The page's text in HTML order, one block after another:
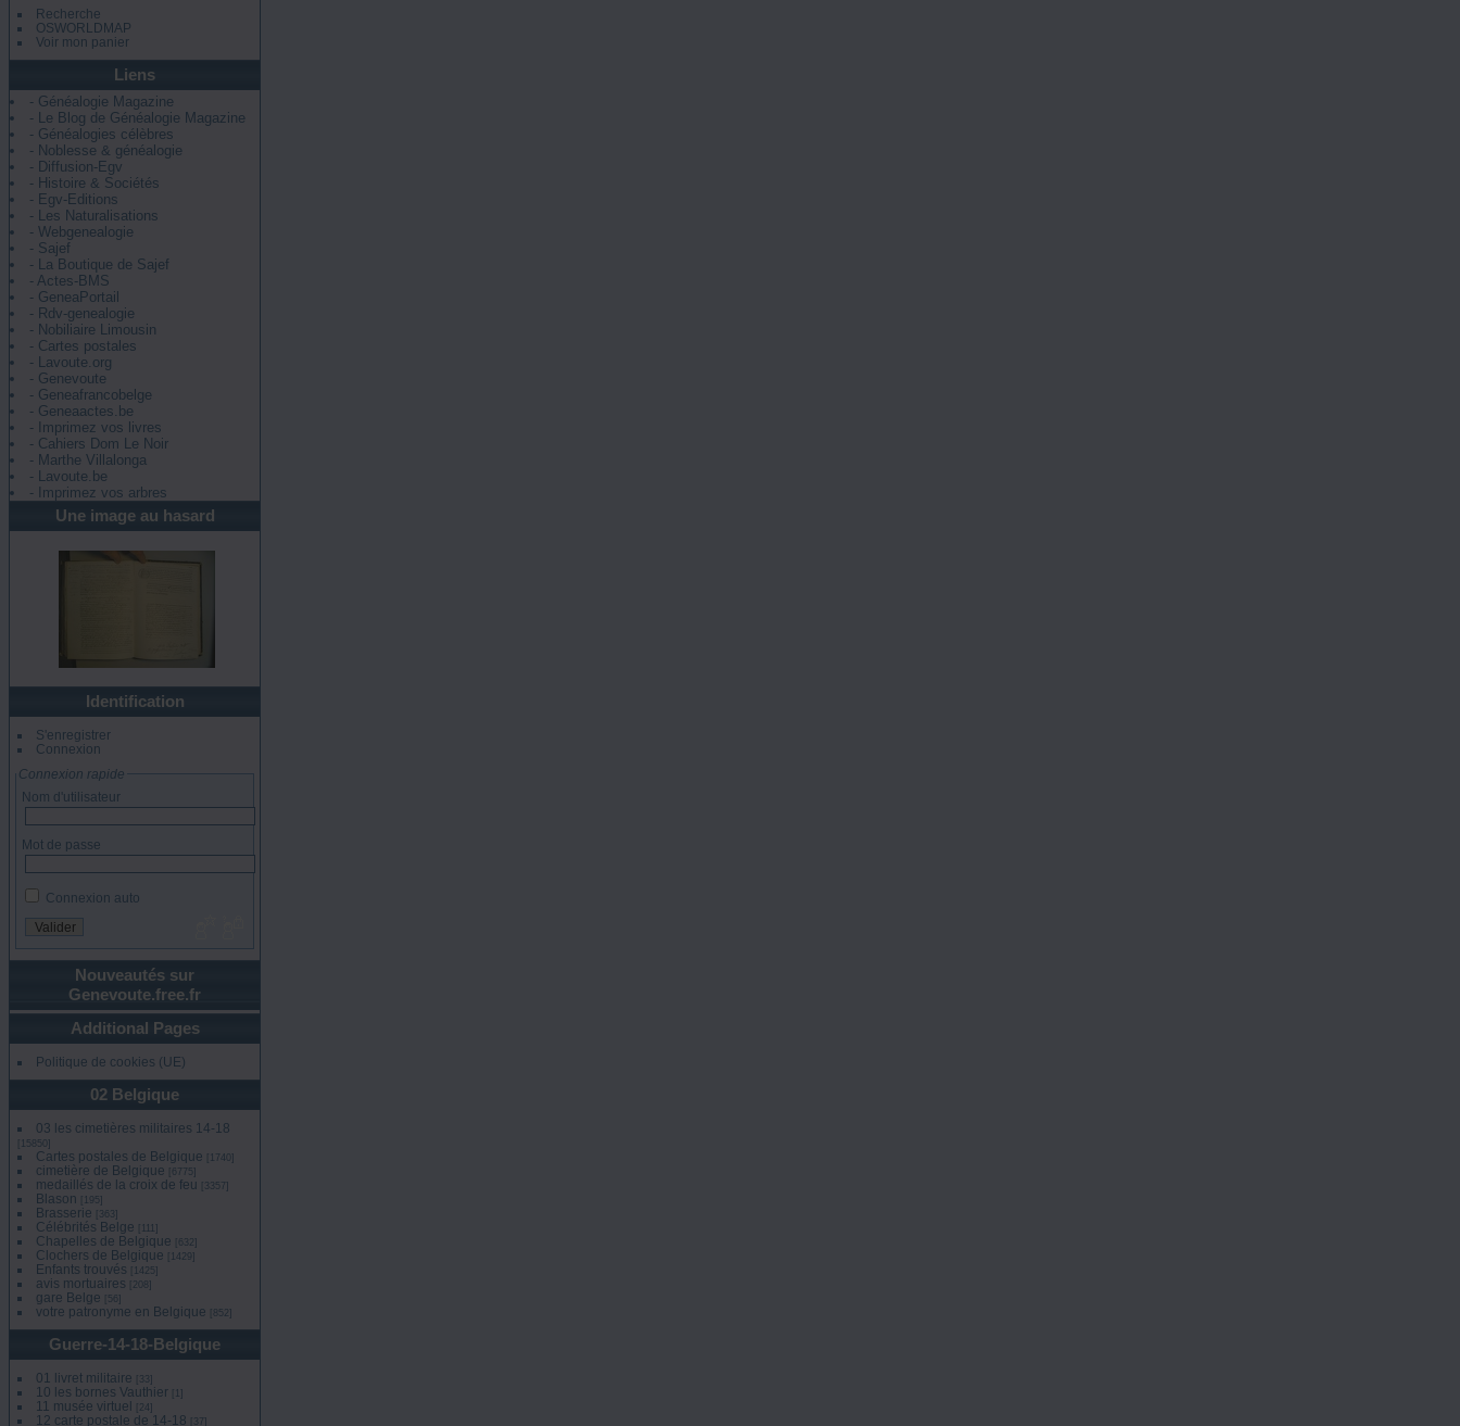
Recherche
OSWORLDMAP
Voir mon panier
Liens
- Généalogie Magazine
- Le Blog de Généalogie Magazine
- Généalogies célèbres
- Noblesse & généalogie
- Diffusion-Egv
- Histoire & Sociétés
- Egv-Editions
- Les Naturalisations
- Webgenealogie
- Sajef
- La Boutique de Sajef
- Actes-BMS
- GeneaPortail
- Rdv-genealogie
- Nobiliaire Limousin
- Cartes postales
- Lavoute.org
- Genevoute
- Geneafrancobelge
- Geneaactes.be
- Imprimez vos livres
- Cahiers Dom Le Noir
- Marthe Villalonga
- Lavoute.be
- Imprimez vos arbres
Une image au hasard
Identification
S'enregistrer
Connexion
Connexion rapide
Nom d'utilisateur
Mot de passe
Connexion auto
Nouveautés sur
Genevoute.free.fr
Additional Pages
Politique de cookies (UE)
02 Belgique
03 les cimetières militaires 14-18
[15850]
Cartes postales de Belgique [1740]
cimetière de Belgique [6775]
medaillés de la croix de feu [3357]
Blason [195]
Brasserie [363]
Célébrités Belge [111]
Chapelles de Belgique [632]
Clochers de Belgique [1429]
Enfants trouvés [1425]
avis mortuaires [208]
gare Belge [56]
votre patronyme en Belgique [852]
Guerre-14-18-Belgique
01 livret militaire [33]
10 les bornes Vauthier [1]
11 musée virtuel [24]
12 carte postale de 14-18 [37]